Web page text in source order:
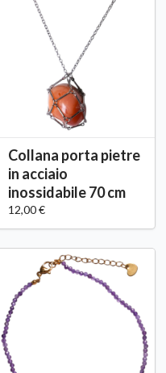
Collana porta pietre
in acciaio
inossidabile 70 cm
12,00 €